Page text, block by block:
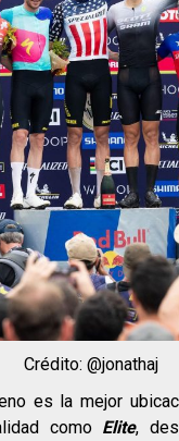
Crédito: @jonathaj
es la mejor
como Elite,